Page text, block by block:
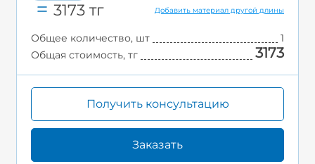
3173 тг Добавить материал другой длины
Общее количество, шт
1
Общая стоимость, тг
3173
Получить консультацию
Заказать